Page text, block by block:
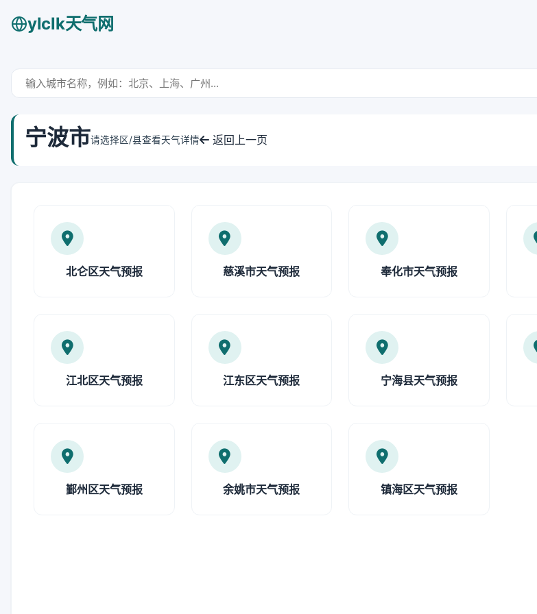
ylclk天气网
宁波市请选择区/县查看天气详情 返回上一页
北仑区天气预报 慈溪市天气预报 奉化市天气预报
江北区天气预报 江东区天气预报 宁海县天气预报
鄞州区天气预报 余姚市天气预报 镇海区天气预报